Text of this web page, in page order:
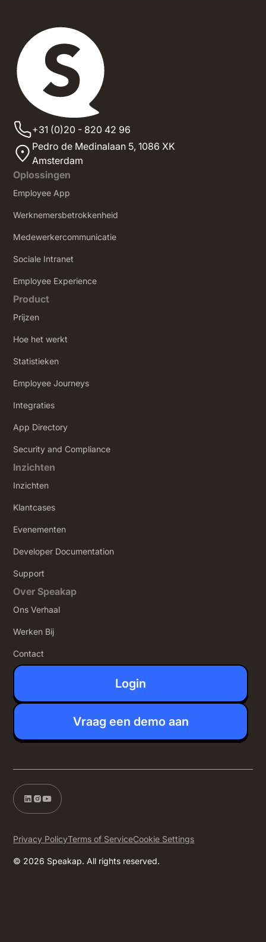
+31 (0)20 - 820 42 96
Pedro de Medinalaan 5,1086 XK
Amsterdam
Oplossingen
Employee App
Werknemersbetrokkenheid
Medewerkercommunicatie
Sociale Intranet
‍Employee Experience
Product
Prijzen
Hoe het werkt
Statistieken
Employee Journeys
Integraties
App Directory
Security and Compliance
Inzichten
Inzichten
Klantcases
Evenementen
Developer Documentation
Support
Over Speakap
Ons Verhaal
Werken Bij
Contact
Login
Vraag een demo aan
© 2026 Speakap. All rights reserved.
Privacy PolicyTerms of ServiceCookie Settings